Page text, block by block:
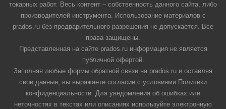
токарных работ. Весь контент – собственность данного сайта, либо
производителей инструмента. Использование материалов с
prados.ru без предварительного разрешения не допускается. Все
права защищены.
Представленная на сайте prados.ru информация не является
публичной офертой.
Заполняя любые формы обратной связи на prados.ru и оставляя
свои данные, вы выражаете согласие с условиями Политики
конфиденциальности. Для уведомления об ошибках или
неточностях в текстах или описаниях используйте электронную